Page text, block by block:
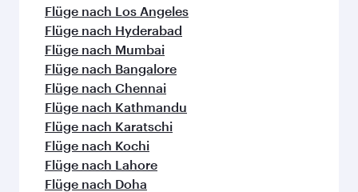
Flüge nach Los Angeles
Flüge nach Hyderabad
Flüge nach Mumbai
Flüge nach Bangalore
Flüge nach Chennai
Flüge nach Kathmandu
Flüge nach Karatschi
Flüge nach Kochi
Flüge nach Lahore
Flüge nach Doha